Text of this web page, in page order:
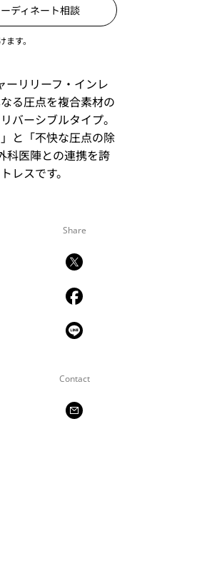
ディネート相談
す。
ーリリーフ・インレ
る圧点を複合素材の
バーシブルタイプ。
と「不快な圧点の除
科医陣との連携を誇
レスです。
Share
Contact